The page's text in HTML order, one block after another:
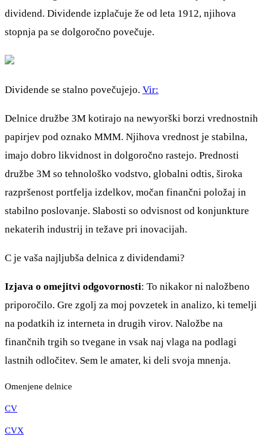
dividend. Dividende izplačuje že od leta 1912, njihova
stopnja pa se dolgoročno povečuje.
Dividende se stalno povečujejo. Vir:
Delnice družbe 3M kotirajo na newyorški borzi vrednostnih
papirjev pod oznako MMM. Njihova vrednost je stabilna,
imajo dobro likvidnost in dolgoročno rastejo. Prednosti
družbe 3M so tehnološko vodstvo, globalni odtis, široka
razpršenost portfelja izdelkov, močan finančni položaj in
stabilno poslovanje. Slabosti so odvisnost od konjunkture
nekaterih industrij in težave pri inovacijah.
C je vaša najljubša delnica z dividendami?
Izjava o omejitvi odgovornosti: To nikakor ni naložbeno
priporočilo. Gre zgolj za moj povzetek in analizo, ki temelji
na podatkih iz interneta in drugih virov. Naložbe na
finančnih trgih so tvegane in vsak naj vlaga na podlagi
lastnih odločitev. Sem le amater, ki deli svoja mnenja.
Omenjene delnice
CV
CVX